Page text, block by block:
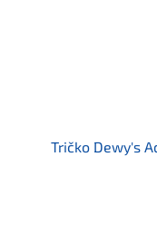
Tričko Dewy's